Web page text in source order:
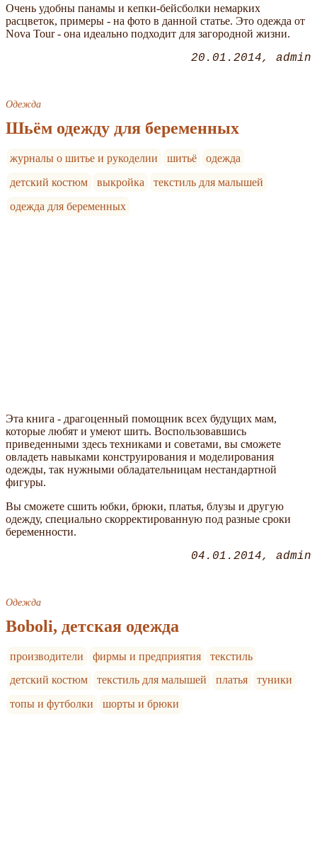
Очень удобны панамы и кепки-бейсболки немарких
расцветок, примеры - на фото в данной статье. Это одежда от
Nova Tour - она идеально подходит для загородной жизни.
20.01.2014 admin
Одежда
Шьём одежду для беременных
журналы о шитье и рукоделии шитьё
одежда
детский костюм
выкройка
текстиль для малышей
одежда для беременных
Эта книга - драгоценный помощник всех будущих мам,
которые любят и умеют шить. Воспользовавшись
приведенными здесь техниками и советами, вы сможете
овладеть навыками конструирования и моделирования
одежды, так нужными обладательницам нестандартной
фигуры.
Вы сможете сшить юбки, брюки, платья, блузы и другую
одежду, специально скорректированную под разные сроки
беременности.
04.01.2014 admin
Одежда
Boboli, детская одежда
производители фирмы и предприятия
текстиль
детский костюм
текстиль для малышей платья
туники
топы и футболки
шорты и брюки